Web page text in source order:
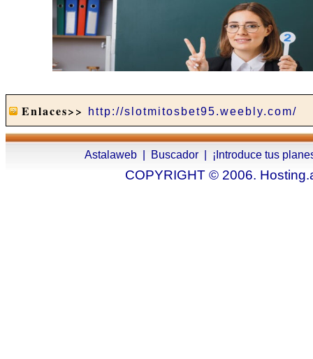
Enlaces>> http://slotmitosbet95.weebly.com/
Astalaweb Buscador ¡Introduce tus
COPYRIGHT © 2006.